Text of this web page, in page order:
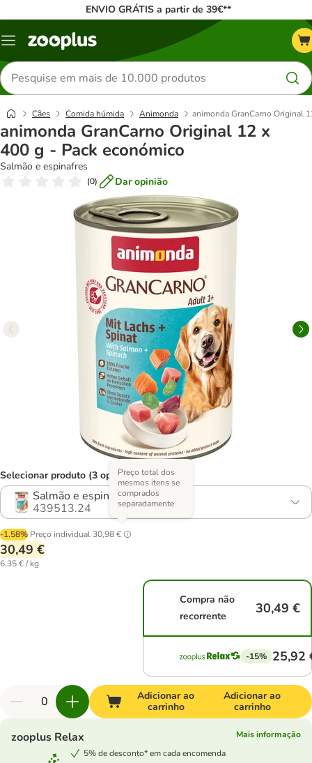
ENVIO GRÁTIS a partir de 39€**
Menu
Pesquisar
produtos
Cães Comida húmida Animonda animonda GranCarno Original
animonda GranCarno Original 12 x
400 g - Pack económico
Salmão e espinafres
(0) Dar opinião
Selecionar produto (3 opções)
Salmão e espinafres
439513.24
-1.58% Preço individual 30,98 €
Preço total dos
mesmos itens se
comprados
separadamente
30,49 €
6,35 € / kg
Compra não
recorrente
30,49 €
-15% 25,92
Adicionar ao
carrinho
Adicionar ao
carrinho
zooplus Relax
Mais informação
5% de desconto* em cada encomenda